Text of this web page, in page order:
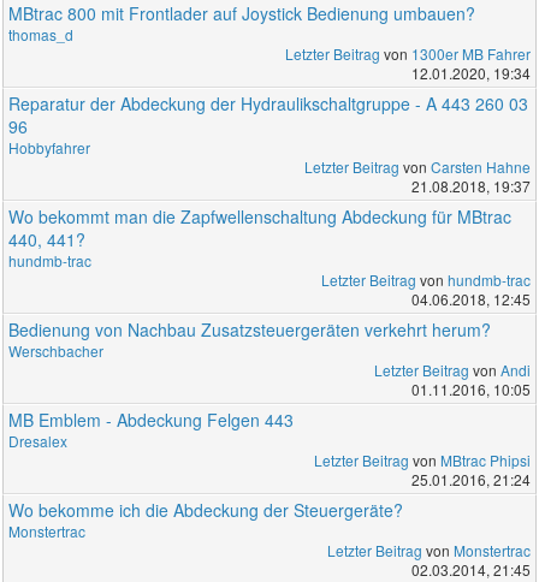
MBtrac 800 mit Frontlader auf Joystick Bedienung umbauen?
thomas_d
Letzter Beitrag von 1300er MB Fahrer
12.01.2020, 19:34
Reparatur der Abdeckung der Hydraulikschaltgruppe - A 443 260 03
96
Hobbyfahrer
Letzter Beitrag von Carsten Hahne
21.08.2018, 19:37
Wo bekommt man die Zapfwellenschaltung Abdeckung für MBtrac
440, 441?
hundmb-trac
Letzter Beitrag von hundmb-trac
04.06.2018, 12:45
Bedienung von Nachbau Zusatzsteuergeräten verkehrt herum?
Werschbacher
Letzter Beitrag von Andi
01.11.2016, 10:05
MB Emblem - Abdeckung Felgen 443
Dresalex
Letzter Beitrag von MBtrac Phipsi
25.01.2016, 21:24
Wo bekomme ich die Abdeckung der Steuergeräte?
Monstertrac
Letzter Beitrag von Monstertrac
02.03.2014, 21:45